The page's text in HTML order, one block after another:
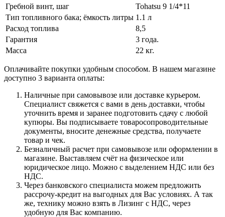
Гребной винт, шаг
Tohatsu 9 1/4*11
Тип топливного бака; ёмкость литры 1.1 л
Расход топлива
8,5
Гарантия
3 года.
Масса
22 кг.
Оплачивайте покупки удобным способом. В нашем магазине
доступно 3 варианта оплаты:
Наличные при самовывозе или доставке курьером.
Специалист свяжется с вами в день доставки, чтобы
уточнить время и заранее подготовить сдачу с любой
купюры. Вы подписываете товаросопроводительные
документы, вносите денежные средства, получаете
товар и чек.
Безналичный расчет при самовывозе или оформлении в
магазине. Выставляем счёт на физическое или
юридическое лицо. Можно с выделением НДС или без
НДС.
Через банковского специалиста можем предложить
рассрочу-кредит на выгодных для Вас условиях. А так
же, технику можно взять в Лизинг с НДС, через
удобную для Вас компанию.